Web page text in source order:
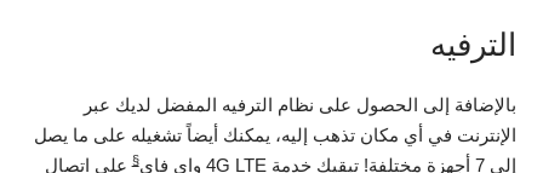
الترفيه
بالإضافة إلى الحصول على نظام الترفيه المفضل لديك عبر
الإنترنت في أي مكان تذهب إليه، يمكنك أيضاً تشغيله على ما يصل
إلى 7 أجهزة مختلفة! تبقيك خدمة 4G LTE واي فاي
على اتصال